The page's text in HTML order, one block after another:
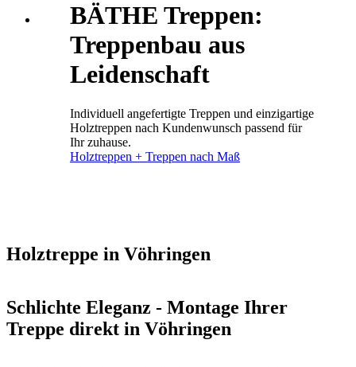
BÄTHE Treppen:
Treppenbau aus
Leidenschaft
Individuell angefertigte Treppen und einzigartige
Holztreppen nach Kundenwunsch passend für
Ihr zuhause.
Holztreppen + Treppen nach Maß
Holztreppe in Vöhringen
Schlichte Eleganz - Montage Ihrer
Treppe direkt in Vöhringen